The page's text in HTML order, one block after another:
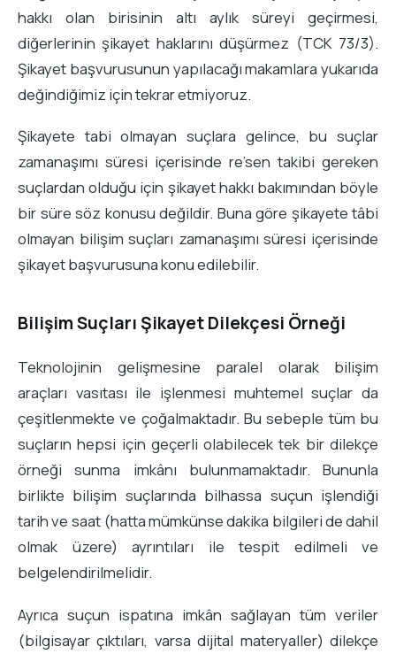
hakkı olan birisinin altı aylık süreyi geçirmesi,
diğerlerinin şikayet haklarını düşürmez (TCK 73/3).
Şikayet başvurusunun yapılacağı makamlara yukarıda
değindiğimiz için tekrar etmiyoruz.
Şikayete tabi olmayan suçlara gelince, bu suçlar
zamanaşımı süresi içerisinde re’sen takibi gereken
suçlardan olduğu için şikayet hakkı bakımından böyle
bir süre söz konusu değildir. Buna göre şikayete tâbi
olmayan bilişim suçları zamanaşımı süresi içerisinde
şikayet başvurusuna konu edilebilir.
Bilişim Suçları Şikayet Dilekçesi Örneği
Teknolojinin gelişmesine paralel olarak bilişim
araçları vasıtası ile işlenmesi muhtemel suçlar da
çeşitlenmekte ve çoğalmaktadır. Bu sebeple tüm bu
suçların hepsi için geçerli olabilecek tek bir dilekçe
örneği sunma imkânı bulunmamaktadır. Bununla
birlikte bilişim suçlarında bilhassa suçun işlendiği
tarih ve saat (hatta mümkünse dakika bilgileri de dahil
olmak üzere) ayrıntıları ile tespit edilmeli ve
belgelendirilmelidir.
Ayrıca suçun ispatına imkân sağlayan tüm veriler
(bilgisayar çıktıları, varsa dijital materyaller) dilekçe